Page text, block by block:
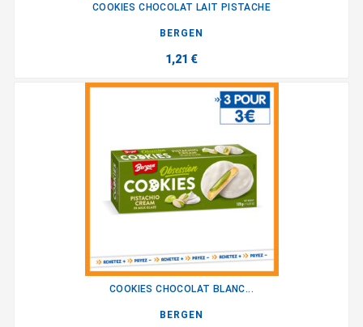
COOKIES CHOCOLAT LAIT PISTACHE
BERGEN
1,21 €
COOKIES CHOCOLAT BLANC...
BERGEN